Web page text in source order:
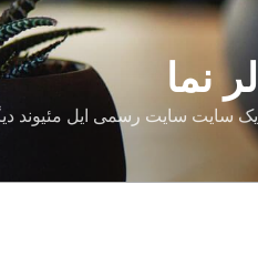
لر نما
یک سایت سایت رسمی ایل مئیوند